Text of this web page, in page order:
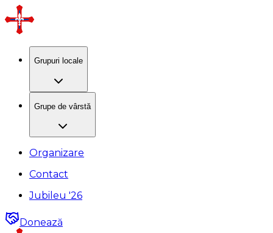
Grupuri locale
Grupe de vârstă
Organizare
Contact
Jubileu '26
Donează